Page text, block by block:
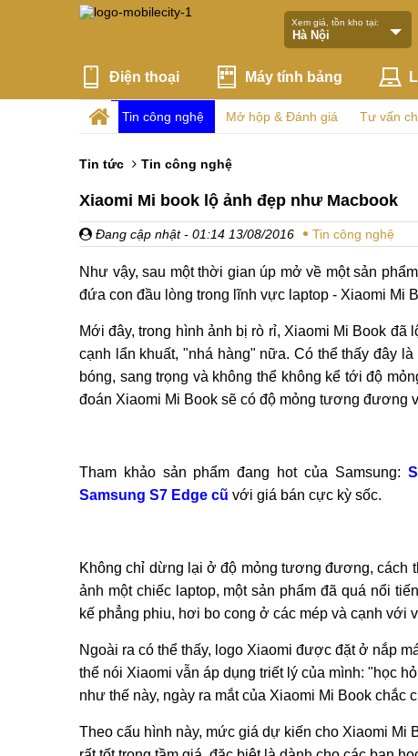
Xem giá, tồn kho tại:
Điện thoại Máy tính bảng
Tin công nghệ Mở hộp & Đánh giá Tư vấn
Tin tức Tin công nghệ
Xiaomi Mi book lộ ảnh đẹp như Macbook
Đang cập nhật - 01:14 13/08/2016 Tin công nghệ
Như vậy, sau một thời gian úp mở về một sản
đứa con đầu lòng trong lĩnh vực laptop - Xiaomi Mi
Mới đây, trong hình ảnh bị rò rỉ, Xiaomi Mi Book
cạnh lẩn khuất, "nhá hàng" nữa. Có thể thấy đây
bóng, sang trọng và không thể không kể tới độ
đoán Xiaomi Mi Book sẽ có độ mỏng tương đương
Tham khảo sản phẩm đang hot của Samsung:
Samsung S7 Edge cũ với giá bán cực kỳ sốc.
Không chỉ dừng lại ở độ mỏng tương đương, cách
ảnh một chiếc laptop, một sản phẩm đã quá nổi
kế phẳng phiu, hơi bo cong ở các mép và cạnh với
Ngoài ra có thể thấy, logo Xiaomi được đặt ở nắp
thể nói Xiaomi vẫn áp dụng triết lý của mình: "học
như thế này, ngày ra mắt của Xiaomi Mi Book chắc
Theo cấu hình này, mức giá dự kiến cho Xiaomi Mi